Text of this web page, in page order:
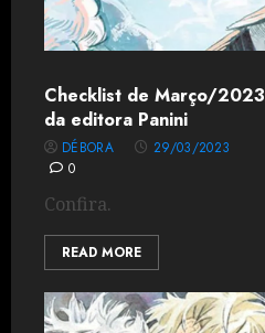
Checklist de Março/2023
da editora Panini
DÉBORA
29/03/2023
0
Confira.
READ MORE